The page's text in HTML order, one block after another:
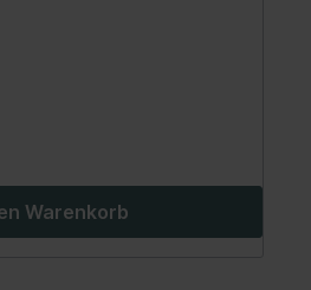
Warenkorb